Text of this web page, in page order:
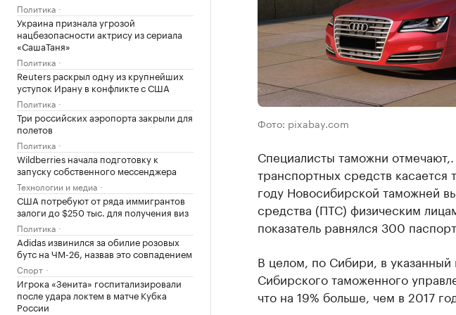
Политика
Украина признала угрозой
нацбезопасности актрису из сериала
«СашаТаня»
Политика
Reuters раскрыл одну из крупнейших
уступок Ирану в конфликте с США
Политика
Три российских аэропорта закрыли для
полетов
Политика
Wildberries начала подготовку к
запуску собственного мессенджера
Технологии и медиа
США потребуют от ряда иммигрантов
залоги до $250 тыс. для получения виз
Политика
Adidas извинился за обилие розовых
бутс на ЧМ-26, назвав это совпадением
Спорт
Игрока «Зенита» госпитализировали
после удара локтем в матче Кубка
России
Фото: pixabay.com
Специалисты таможни
транспортных средств касается
году Новосибирской таможней
средства (ПТС) физическим
показатель равнялся 300
В целом, по Сибири, в
Сибирского таможенного
что на 19% больше, чем в 2017